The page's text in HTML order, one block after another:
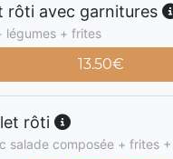
rôti avec garnitures
légumes + frites
13.50€
rôti
salade composée + frites